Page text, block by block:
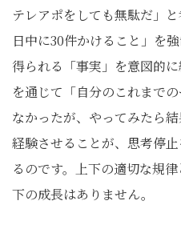
テレアポをしても無駄だ」
日中に30件かけること」を
得られる「事実」を意図的
を通じて「自分のこれまで
なかったが、やってみたら
経験させることが、思考停
るのです。上下の適切な規
下の成長はありません。